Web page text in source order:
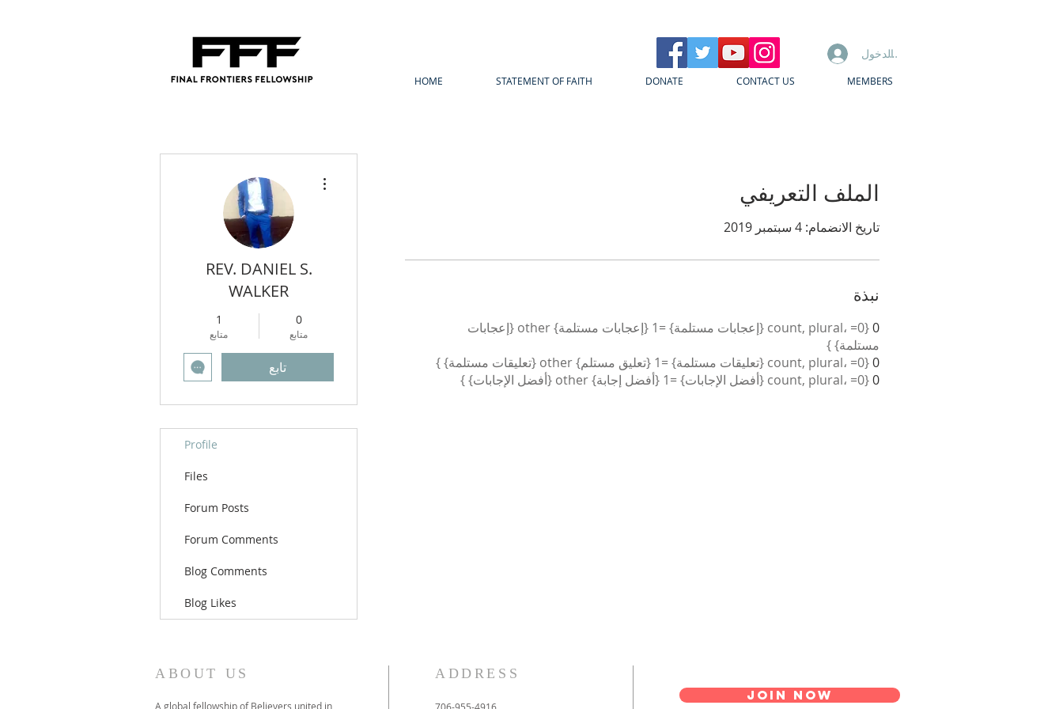
تسجيل الدخول
HOME STATEMENT OF FAITH DONATE CONTACT US MEMBERS
الملف التعريفي
تاريخ الانضمام: 4 سبتمبر 2019
نبذة
0
{count, plural، =0 {إعجابات مستلمة} =1 {إعجابات مستلمة} other {إعجابات
مستلمة} }
0{count, plural، =0 {تعليقات مستلمة} =1 {تعليق مستلم} other {تعليقات مستلمة} }
0{count, plural، =0 {أفضل الإجابات} =1 {أفضل إجابة} other {أفضل الإجابات} }
REV. DANIEL S.
WALKER
0
متابع
1
متابع
تابع
Profile
Files
Forum Posts
Forum Comments
Blog Comments
Blog Likes
ABOUT US
A global fellowship of Believers united in
ADDRESS
Join Now